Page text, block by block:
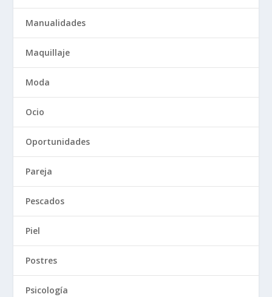
Manualidades
Maquillaje
Moda
Ocio
Oportunidades
Pareja
Pescados
Piel
Postres
Psicología